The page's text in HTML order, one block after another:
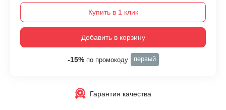
Купить в 1 клик
Добавить в корзину
-15%по промокоду первый
Гарантия качества